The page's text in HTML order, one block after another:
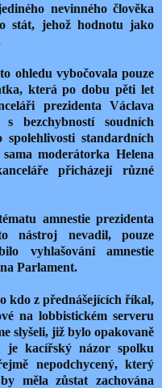
nevinného člověka
stát, jehož hodnotu jako
ohledu vybočovala pouze
která po dobu pěti let
prezidenta Václava
soudních
standardních
moderátorka Helena
přicházejí různé
amnestie prezidenta
nástroj nevadil, pouze
vyhlašování amnestie
Parlament.
kdo z přednášejících říkal,
na lobbistickém serveru
slyšeli, již bylo opakovaně
kacířský názor spolku
nepodchycený, který
měla zůstat zachována